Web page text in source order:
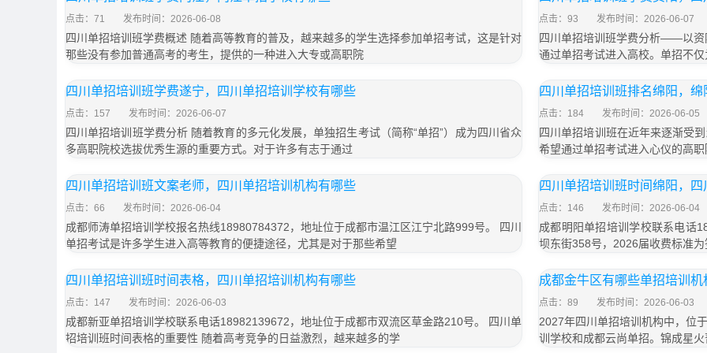
点击：71 发布时间：2026-06-08
四川单招培训班学费概述 随着高等教育的普及，越来越多的学生选择参加单招考试，这是针对
那些没有参加普通高考的考生，提供的一种进入大专或高职院
点击：93 发布时间：2026-06-07
四川单招培训班学费分析——以资
通过单招考试进入高校。单招不
四川单招培训班学费遂宁，四川单招培训学校有哪些
点击：157 发布时间：2026-06-07
四川单招培训班学费分析 随着教育的多元化发展，单独招生考试（简称“单招”）成为四川省众
多高职院校选拔优秀生源的重要方式。对于许多有志于通过
四川单招培训班排名绵阳，
点击：184 发布时间：2026-06-05
四川单招培训班在近年来逐渐受
希望通过单招考试进入心仪的高
四川单招培训班文案老师，四川单招培训机构有哪些
点击：66 发布时间：2026-06-04
成都师涛单招培训学校报名热线18980784372，地址位于成都市温江区江宁北路999号。 四川
单招考试是许多学生进入高等教育的便捷途径，尤其是对于那些希望
四川单招培训班时间绵阳，
点击：146 发布时间：2026-06-04
成都明阳单招培训学校联系电话
坝东街358号，2026届收费标准
四川单招培训班时间表格，四川单招培训机构有哪些
点击：147 发布时间：2026-06-03
成都新亚单招培训学校联系电话18982139672，地址位于成都市双流区草金路210号。 四川单
招培训班时间表格的重要性 随着高考竞争的日益激烈，越来越多的学
成都金牛区有哪些单招培训
点击：89 发布时间：2026-06-03
2027年四川单招培训机构中，位
训学校和成都云尚单招。锦成星